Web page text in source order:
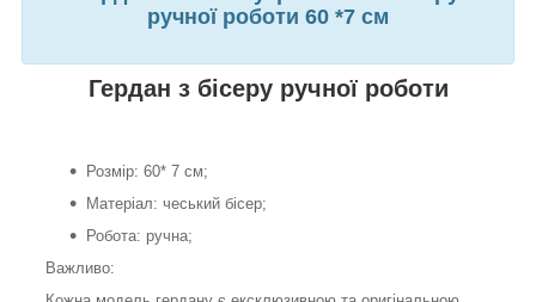
ручної роботи 60 *7 см
Гердан з бісеру ручної роботи
Розмір: 60* 7 см;
Матеріал: чеський бісер;
Робота: ручна;
Важливо: